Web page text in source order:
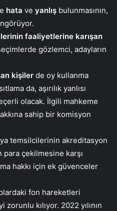
hata ve yanlış bulunmasının,
faaliyetlerine karışan
gözlemci, adayların
kişiler de oy kullanma
da, aşırılık yanlısı
olacak. İlgili mahkeme
sahip bir komisyon
temsilcilerinin akreditasyon
para çekilmesine karşı
hakkı için ek güvenceler
fon hareketleri
kılıyor. 2022 yılının